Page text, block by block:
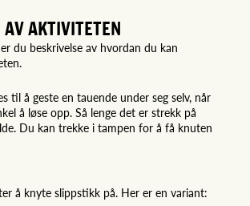
AKTIVITETEN
du beskrivelse av hvordan du kan
til å geste en tauende under seg selv, når
å løse opp. Så lenge det er strekk på
Du kan trekke i tampen for å få knuten
å knyte slippstikk på. Her er en variant: